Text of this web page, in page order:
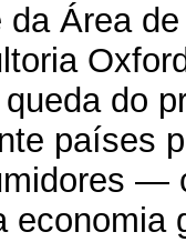
da Área
do
países
—
economia